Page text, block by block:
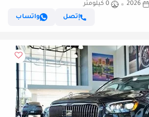
2026
0 كيلومتر
إتصل
واتساب